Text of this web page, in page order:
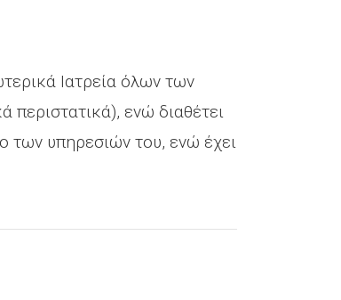
Ιατρεία όλων των
περιστατικά), ενώ διαθέτει
των υπηρεσιών του, ενώ έχει